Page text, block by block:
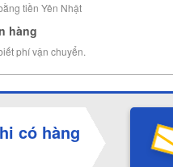
tiền Yên Nhật
hàng
phí vận chuyển.
có hàng